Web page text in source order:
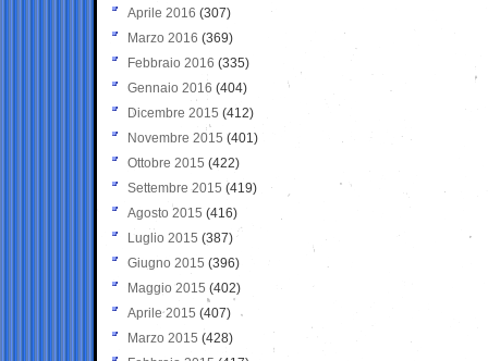
Aprile 2016 (307)
Marzo 2016 (369)
Febbraio 2016 (335)
Gennaio 2016 (404)
Dicembre 2015 (412)
Novembre 2015 (401)
Ottobre 2015 (422)
Settembre 2015 (419)
Agosto 2015 (416)
Luglio 2015 (387)
Giugno 2015 (396)
Maggio 2015 (402)
Aprile 2015 (407)
Marzo 2015 (428)